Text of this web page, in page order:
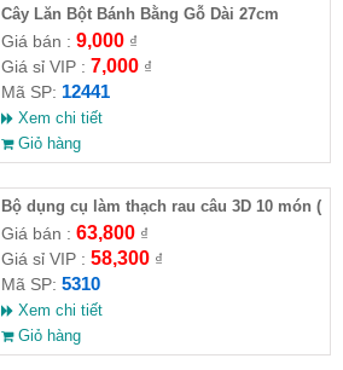
Cây Lăn Bột Bánh Bằng Gỗ Dài 27cm
Giá bán : 9,000₫
Giá sỉ VIP : 7,000₫
Mã SP: 12441
Xem chi tiết
Giỏ hàng
Bộ dụng cụ làm thạch rau câu 3D 10 món (
HĐ )
Giá bán : 63,800₫
Giá sỉ VIP : 58,300₫
Mã SP: 5310
Xem chi tiết
Giỏ hàng